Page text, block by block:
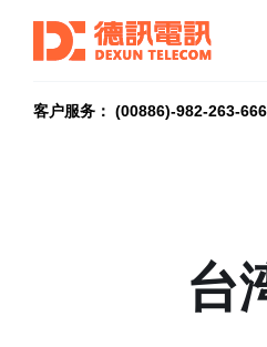
客户服务： (00886)-982-263-666
台